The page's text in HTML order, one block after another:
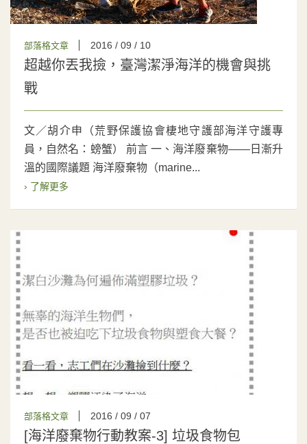
部落格文章 2016 / 09 / 10
超越你丟我撿，臺灣潔淨海洋的機會與挑
戰
文／胡介申（荒野保護協會棲地守護部海洋守護專
員，自然名：螃蟹） 前言 一、海洋廢棄物——日漸升
溫的國際議題 海洋廢棄物（marine...
› 了解更多
部落格文章 2016 / 09 / 07
[海洋廢棄物行動教案-3] 垃圾食物包